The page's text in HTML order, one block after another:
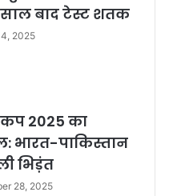
साल बाद टेस्ट शतक
2025
कप 2025 का
भारत-पाकिस्तान
भिड़ंत
28, 2025